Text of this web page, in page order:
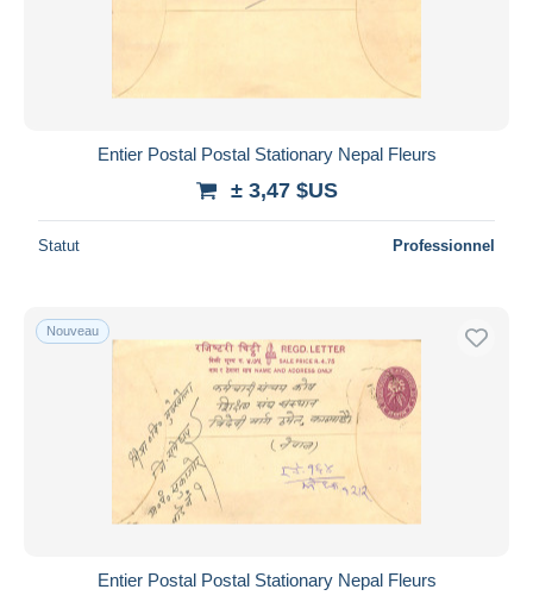
Entier Postal Postal Stationary Nepal Fleurs
± 3,47 $US
Statut Professionnel
Nouveau
Entier Postal Postal Stationary Nepal Fleurs